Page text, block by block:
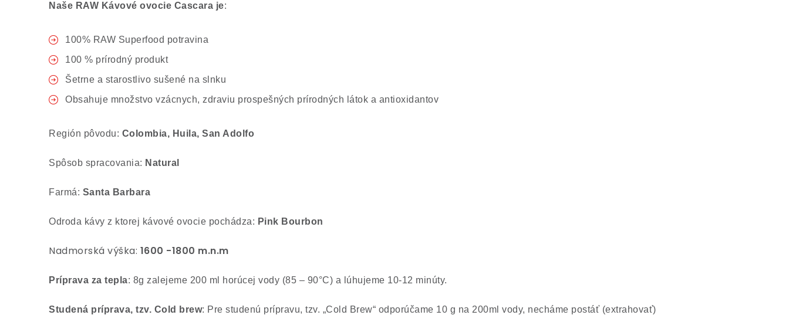
Naše RAW Kávové ovocie Cascara je:
100% RAW Superfood potravina
100 % prírodný produkt
Šetrne a starostlivo sušené na slnku
Obsahuje množstvo vzácnych, zdraviu prospešných prírodných látok a antioxidantov
Región pôvodu: Colombia, Huila, San Adolfo
Spôsob spracovania: Natural
Farmá: Santa Barbara
Odroda kávy z ktorej kávové ovocie pochádza: Pink Bourbon
Nadmorská výška: 1600 -1800 m.n.m
Príprava za tepla: 8g zalejeme 200 ml horúcej vody (85 – 90°C) a lúhujeme 10-12 minúty.
Studená príprava, tzv. Cold brew: Pre studenú prípravu, tzv. „Cold Brew“ odporúčame 10 g na 200ml vody, necháme postáť (extrahovať)